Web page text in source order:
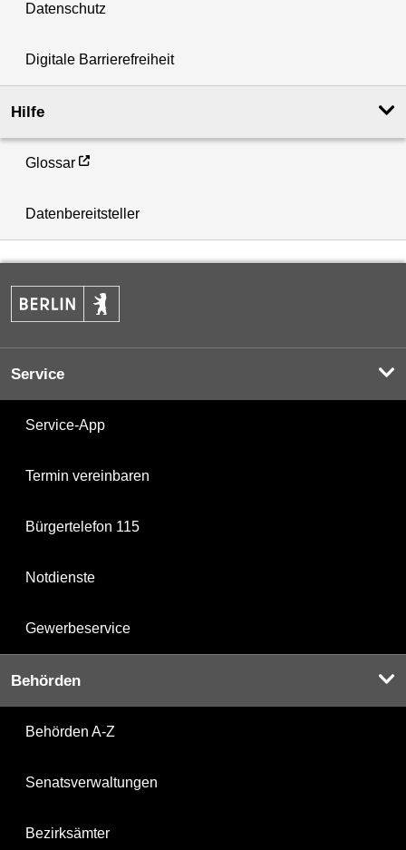
Datenschutz
Digitale Barrierefreiheit
Hilfe
Glossar
Datenbereitsteller
Service
Service-App
Termin vereinbaren
Bürgertelefon 115
Notdienste
Gewerbeservice
Behörden
Behörden A-Z
Senatsverwaltungen
Bezirksämter